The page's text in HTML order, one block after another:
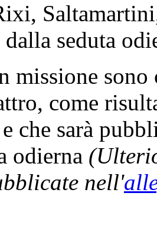
dalla seduta
missione sono
come
che sarà
odierna
nell'